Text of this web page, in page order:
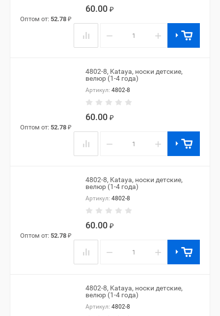
60.00 ₽
Оптом от: 52.78 ₽
− +
4802-8, Kataya, носки детские,
велюр (1-4 года)
Артикул: 4802-8
60.00 ₽
Оптом от: 52.78 ₽
− +
4802-8, Kataya, носки детские,
велюр (1-4 года)
Артикул: 4802-8
60.00 ₽
Оптом от: 52.78 ₽
− +
4802-8, Kataya, носки детские,
велюр (1-4 года)
Артикул: 4802-8